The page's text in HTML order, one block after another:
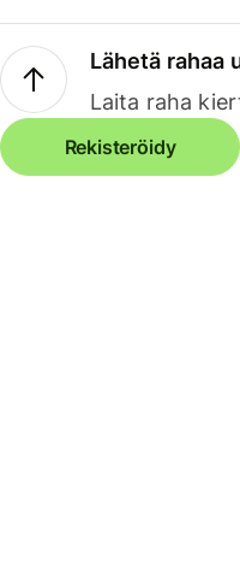
Lähetä rahaa
Laita raha
Rekisteröidy